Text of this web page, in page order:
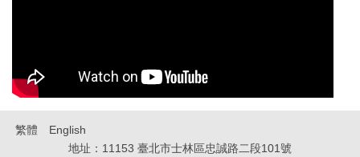
繁體
English
地址：11153 臺北市士林區忠誠路二段101號